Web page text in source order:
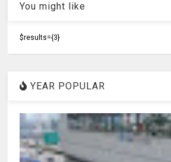
You might like
$results={3}
YEAR POPULAR